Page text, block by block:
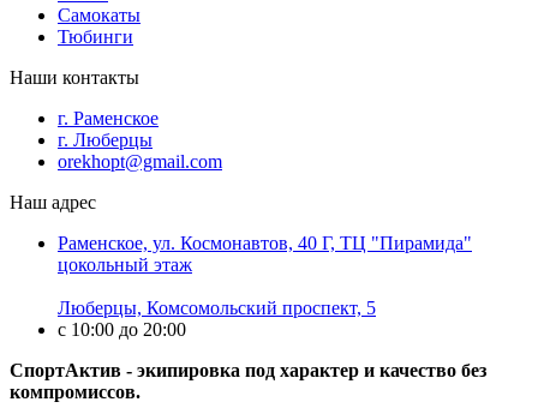
Самокаты
Тюбинги
Наши контакты
г. Раменское
г. Люберцы
orekhopt@gmail.com
Наш адрес
Раменское, ул. Космонавтов, 40 Г, ТЦ "Пирамида"
цокольный этаж
Люберцы, Комсомольский проспект, 5
с 10:00 до 20:00
СпортАктив - экипировка под характер и качество без
компромиссов.